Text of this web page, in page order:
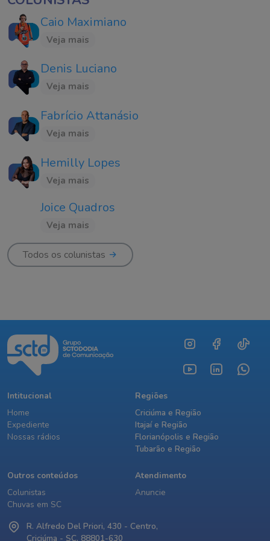
Caio Maximiano
Veja mais
Denis Luciano
Veja mais
Fabrício Attanásio
Veja mais
Hemilly Lopes
Veja mais
Joice Quadros
Veja mais
Todos os colunistas
Intitucional
Home
Expediente
Nossas rádios
Regiões
Criciúma e Região
Itajaí e Região
Florianópolis e Região
Tubarão e Região
Outros conteúdos
Colunistas
Chuvas em SC
Atendimento
Anuncie
R. Alfredo Del Priori, 430 - Centro,
Criciúma - SC, 88801-630